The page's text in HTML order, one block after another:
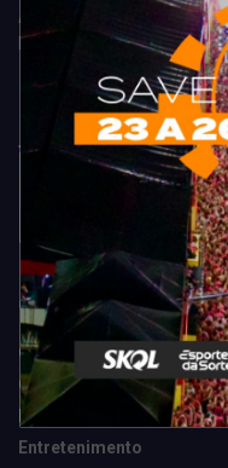
Acompanhe todas as
Fortaleza. Dicas,
Categorias
Camarote Vip Junino
Cidade
Destaques
Entretenimento